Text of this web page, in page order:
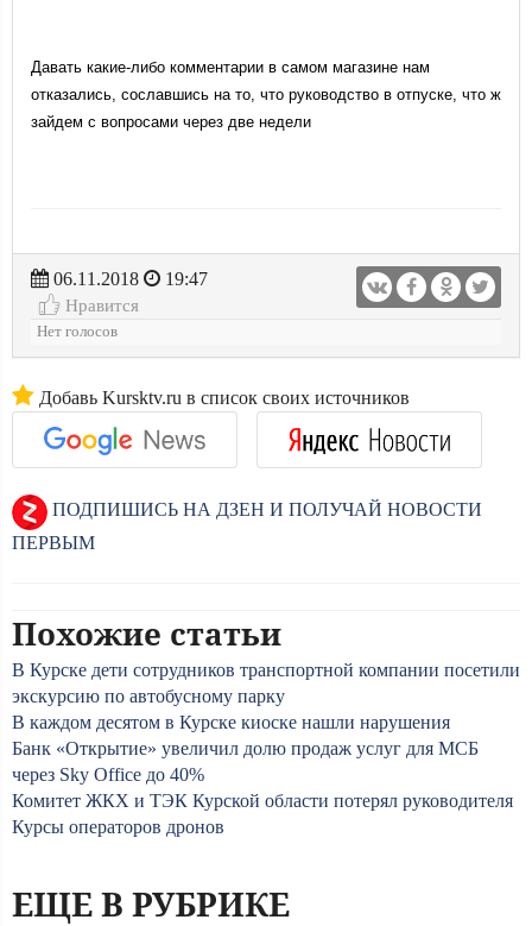
Давать какие-либо комментарии в самом магазине нам
отказались, сославшись на то, что руководство в отпуске, что ж
зайдем с вопросами через две недели
06.11.2018
19:47
Нравится
Нет голосов
Добавь Kursktv.ru в список своих источников
ПОДПИШИСЬ НА ДЗЕН И ПОЛУЧАЙ НОВОСТИ
ПЕРВЫМ
Похожие статьи
В Курске дети сотрудников транспортной компании посетили
экскурсию по автобусному парку
В каждом десятом в Курске киоске нашли нарушения
Банк «Открытие» увеличил долю продаж услуг для МСБ
через Sky Office до 40%
Комитет ЖКХ и ТЭК Курской области потерял руководителя
Курсы операторов дронов
ЕЩЕ В РУБРИКЕ